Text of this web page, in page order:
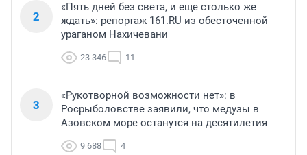
2
«Пять дней без света, и еще столько же
ждать»: репортаж 161.RU из обесточенной
ураганом Нахичевани
23 346 11
3
«Рукотворной возможности нет»: в
Росрыболовстве заявили, что медузы в
Азовском море останутся на десятилетия
9 688 4